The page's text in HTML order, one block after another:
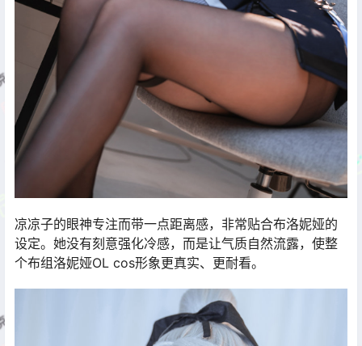
凉凉子的眼神专注而带一点距离感，非常贴合布洛妮娅的
设定。她没有刻意强化冷感，而是让气质自然流露，使整
个布组洛妮娅OL cos形象更真实、更耐看。